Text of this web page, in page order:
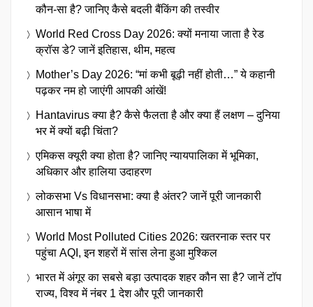
कौन-सा है? जानिए कैसे बदली बैंकिंग की तस्वीर
World Red Cross Day 2026: क्यों मनाया जाता है रेड
क्रॉस डे? जानें इतिहास, थीम, महत्व
Mother’s Day 2026: “मां कभी बूढ़ी नहीं होती…” ये कहानी
पढ़कर नम हो जाएंगी आपकी आंखें!
Hantavirus क्या है? कैसे फैलता है और क्या हैं लक्षण – दुनिया
भर में क्यों बढ़ी चिंता?
एमिकस क्यूरी क्या होता है? जानिए न्यायपालिका में भूमिका,
अधिकार और हालिया उदाहरण
लोकसभा Vs विधानसभा: क्या है अंतर? जानें पूरी जानकारी
आसान भाषा में
World Most Polluted Cities 2026: खतरनाक स्तर पर
पहुंचा AQI, इन शहरों में सांस लेना हुआ मुश्किल
भारत में अंगूर का सबसे बड़ा उत्पादक शहर कौन सा है? जानें टॉप
राज्य, विश्व में नंबर 1 देश और पूरी जानकारी